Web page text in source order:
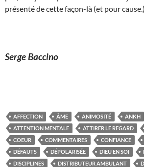
présenté de cette façon-là (et pour cause.)
Serge Baccino
AFFECTION ÂME ANIMOSITÉ ANKH
ATTENTION MENTALE
ATTIRER LE REGARD
COEUR
COMMENTAIRES CONFIANCE
DÉFAUTS
DÉPOLARISÉE DIEU EN SOI
DISCIPLINES
DISTRIBUTEUR AMBULANT